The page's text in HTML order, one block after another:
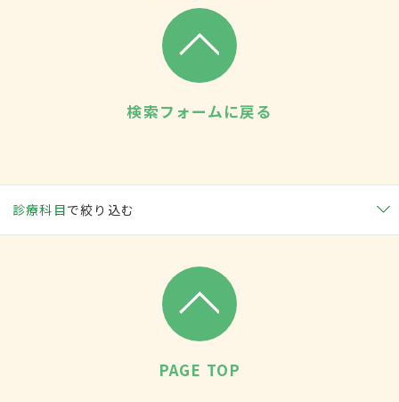
検索フォームに戻る
診療科目で絞り込む
PAGE TOP